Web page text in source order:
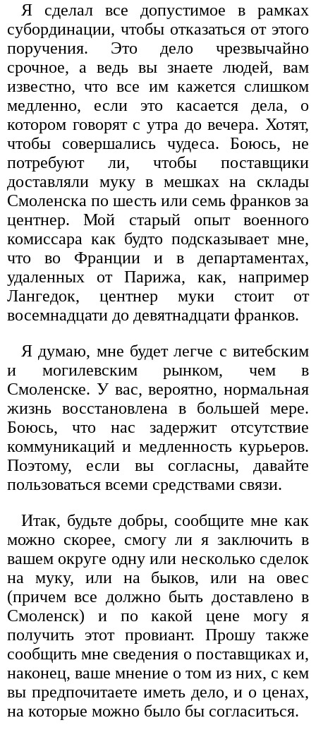
Я сделал все допустимое в рамках
субординации, чтобы отказаться от этого
поручения. Это дело чрезвычайно
срочное, а ведь вы знаете людей, вам
известно, что все им кажется слишком
медленно, если это касается дела, о
котором говорят с утра до вечера. Хотят,
чтобы совершались чудеса. Боюсь, не
потребуют ли, чтобы поставщики
доставляли муку в мешках на склады
Смоленска по шесть или семь франков за
центнер. Мой старый опыт военного
комиссара как будто подсказывает мне,
что во Франции и в департаментах,
удаленных от Парижа, как, например
Лангедок, центнер муки стоит от
восемнадцати до девятнадцати франков.
Я думаю, мне будет легче с витебским
и могилевским рынком, чем в
Смоленске. У вас, вероятно, нормальная
жизнь восстановлена в большей мере.
Боюсь, что нас задержит отсутствие
коммуникаций и медленность курьеров.
Поэтому, если вы согласны, давайте
пользоваться всеми средствами связи.
Итак, будьте добры, сообщите мне как
можно скорее, смогу ли я заключить в
вашем округе одну или несколько сделок
на муку, или на быков, или на овес
(причем все должно быть доставлено в
Смоленск) и по какой цене могу я
получить этот провиант. Прошу также
сообщить мне сведения о поставщиках и,
наконец, ваше мнение о том из них, с кем
вы предпочитаете иметь дело, и о ценах,
на которые можно было бы согласиться.